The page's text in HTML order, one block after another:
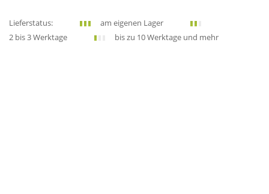
Lieferstatus:
am eigenen Lager
2 bis 3 Werktage
bis zu 10 Werktage und mehr